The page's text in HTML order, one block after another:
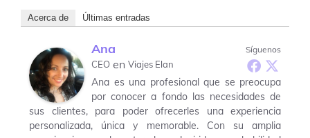
Acerca de Últimas entradas
Síguenos
Ana
CEO en Viajes Elan
Ana es una profesional que se preocupa
por conocer a fondo las necesidades de
sus clientes, para poder ofrecerles una experiencia
personalizada, única y memorable. Con su amplia